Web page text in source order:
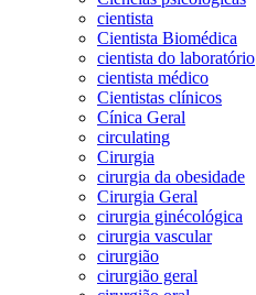
cientista
Cientista Biomédica
cientista do laboratório
cientista médico
Cientistas clínicos
Cínica Geral
circulating
Cirurgia
cirurgia da obesidade
Cirurgia Geral
cirurgia ginécológica
cirurgia vascular
cirurgião
cirurgião geral